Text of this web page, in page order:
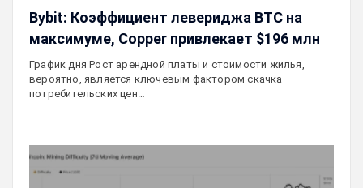
Bybit: Коэффициент левериджа BTC на
максимуме, Copper привлекает $196 млн
График дня Рост арендной платы и стоимости жилья,
вероятно, является ключевым фактором скачка
потребительских цен…